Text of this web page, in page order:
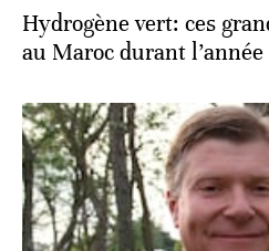
Hydrogène vert: ces
au Maroc durant